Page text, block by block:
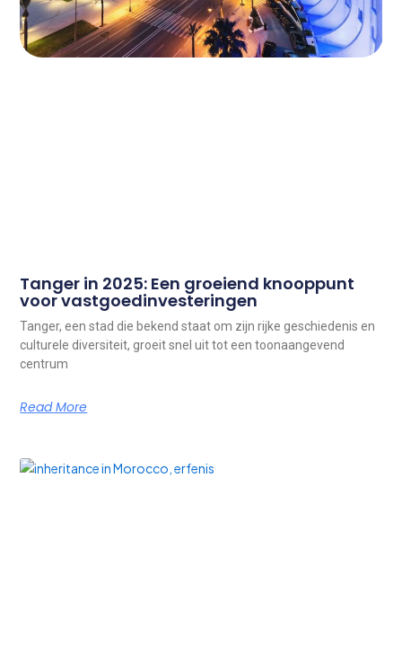
Tanger in 2025: Een groeiend knooppunt
voor vastgoedinvesteringen
Tanger, een stad die bekend staat om zijn rijke geschiedenis en
culturele diversiteit, groeit snel uit tot een toonaangevend
centrum
Read More